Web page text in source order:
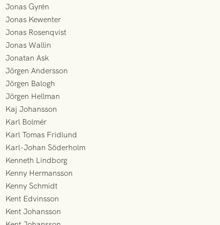
Jonas Gyrén
Jonas Kewenter
Jonas Rosenqvist
Jonas Wallin
Jonatan Ask
Jörgen Andersson
Jörgen Balogh
Jörgen Hellman
Kaj Johansson
Karl Bolmér
Karl Tomas Fridlund
Karl-Johan Söderholm
Kenneth Lindborg
Kenny Hermansson
Kenny Schmidt
Kent Edvinsson
Kent Johansson